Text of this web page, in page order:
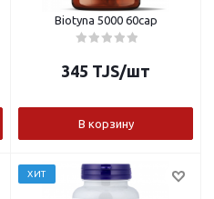
Biotyna 5000 60cap
345 TJS/шт
В корзину
ХИТ